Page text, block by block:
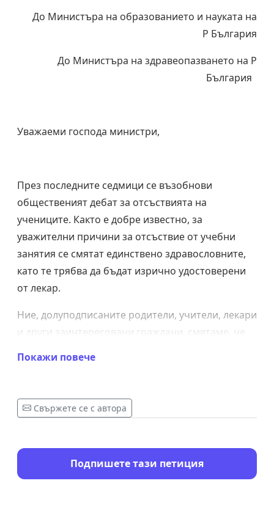
До Министъра на образованието и науката на
Р България
До Министъра на здравеопазването на Р
България
Уважаеми господа министри,
През последните седмици се възобнови
общественият дебат за отсъствията на
учениците. Както е добре известно, за
уважителни причини за отсъствие от учебни
занятия се смятат единствено здравословните,
като те трябва да бъдат изрично удостоверени
от лекар.
Ние, долуподписаните родители, учители, лекари
и други заинтересовани граждани, смятаме, че
здравословни проблеми при децата и
за лека инфекция или временно
неразположение, което е достатъчно неприятно,
Покажи повече
Свържете се с автора
Подпишете тази петиция